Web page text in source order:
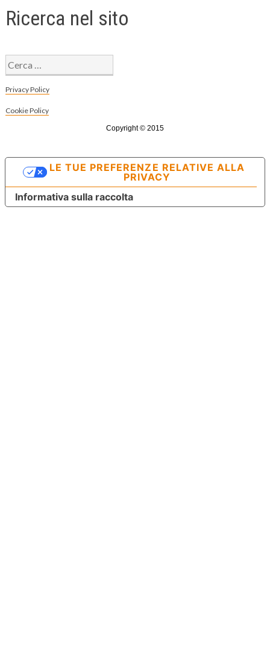
Ricerca nel sito
Ricerca
per:
Privacy Policy
Cookie Policy
Copyright © 2015
Informativa sulla raccolta
LE TUE PREFERENZE RELATIVE ALLA
PRIVACY